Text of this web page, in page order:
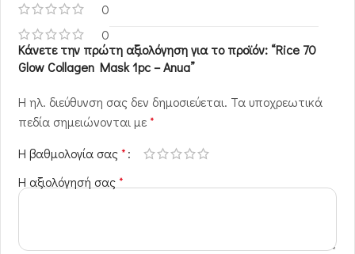
0
0
Κάνετε την πρώτη αξιολόγηση για το προϊόν: “Rice 70
Glow Collagen Mask 1pc – Anua”
Η ηλ. διεύθυνση σας δεν δημοσιεύεται. Τα υποχρεωτικά
πεδία σημειώνονται με*
Η βαθμολογία σας*
Η αξιολόγησή σας*